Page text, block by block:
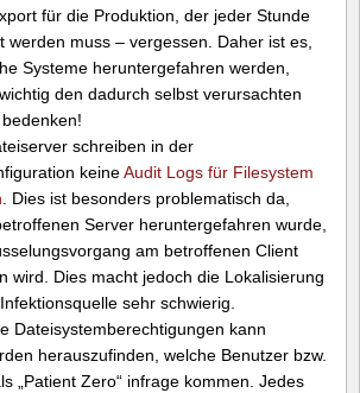
für die Produktion, der jeder Stunde
werden muss – vergessen. Daher ist es,
Systeme heruntergefahren werden,
den dadurch selbst verursachten
schreiben in der
keineAudit Logs für Filesystem
. Dies ist besonders problematisch da,
Server heruntergefahren wurde,
am betroffenen Client
wird. Dies macht jedoch die Lokalisierung
sehr schwierig.
Dateisystemberechtigungen kann
herauszufinden, welche Benutzer bzw.
„Patient Zero“ infrage kommen. Jedes